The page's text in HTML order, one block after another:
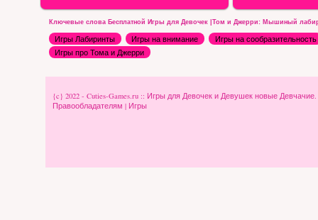
Ключевые слова Бесплатной Игры для Девочек |Том и Джерри: Мышиный
Игры Лабиринты Игры на внимание
Игры на сообразительность
Игры про Тома и Джерри
{c} 2022 - Cuties-Games.ru :: Игры для Девочек и Девушек новые
Правообладателям | Игры